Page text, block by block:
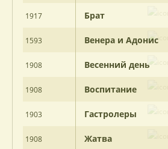
1917 Брат
1593 Венера и Адонис
1908 Весенний день
1908 Воспитание
1903 Гастролеры
1908 Жатва